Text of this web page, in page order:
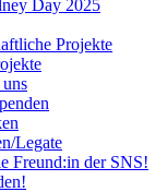
Day 2025
Projekte
Legate
Freund:in der SNS!